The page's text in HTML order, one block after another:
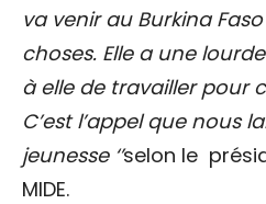
va venir au Burkina
choses. Elle a une
à elle de travailler pour
C’est l’appel que nous
jeunesse ‘’selon le
MIDE.